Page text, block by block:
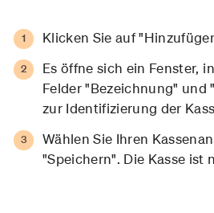
Klicken Sie auf
Es öffne sich ein Fenster,
Felder "Bezeichnung"
zur Identifizierung der
Wählen Sie Ihren
"Speichern". Die Kasse ist